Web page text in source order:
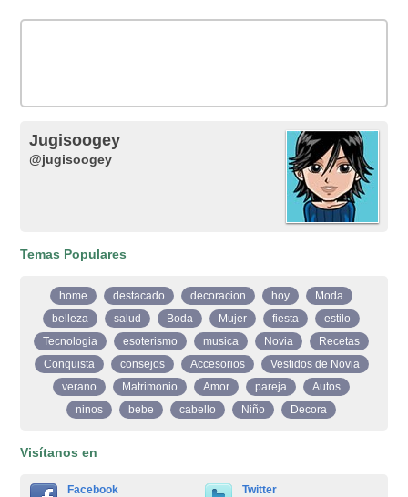
Jugisoogey
@jugisoogey
Temas Populares
home destacado decoracion hoy
Moda
belleza
salud Boda Mujer fiesta
estilo
Tecnologia
esoterismo musica Novia
Recetas
Conquista
consejos Accesorios
Vestidos de Novia
verano
Matrimonio Amor pareja
Autos
ninos
bebe cabello Niño Decora
Visítanos en
Facebook Twitter